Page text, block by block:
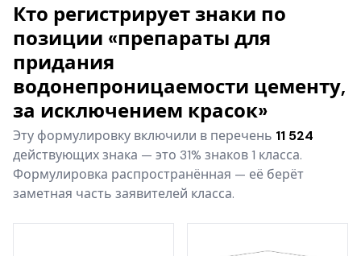
Кто регистрирует знаки по
позиции «препараты для
придания
водонепроницаемости цементу,
за исключением красок»
Эту формулировку включили в перечень 11 524
действующих знака — это 31% знаков 1 класса.
Формулировка распространённая — её берёт
заметная часть заявителей класса.